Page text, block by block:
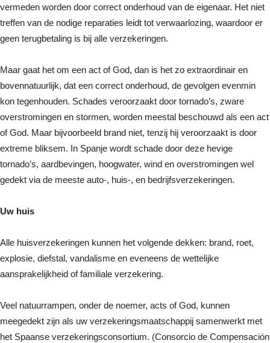
vermeden worden door correct onderhoud van de eigenaar. Het niet
treffen van de nodige reparaties leidt tot verwaarlozing, waardoor er
geen terugbetaling is bij alle verzekeringen.
Maar gaat het om een act of God, dan is het zo extraordinair en
bovennatuurlijk, dat een correct onderhoud, de gevolgen evenmin
kon tegenhouden. Schades veroorzaakt door tornado’s, zware
overstromingen en stormen, worden meestal beschouwd als een act
of God. Maar bijvoorbeeld brand niet, tenzij hij veroorzaakt is door
extreme bliksem. In Spanje wordt schade door deze hevige
tornado’s, aardbevingen, hoogwater, wind en overstromingen wel
gedekt via de meeste auto-, huis-, en bedrijfsverzekeringen.
Uw huis
Alle huisverzekeringen kunnen het volgende dekken: brand, roet,
explosie, diefstal, vandalisme en eveneens de wettelijke
aansprakelijkheid of familiale verzekering.
Veel natuurrampen, onder de noemer, acts of God, kunnen
meegedekt zijn als uw verzekeringsmaatschappij samenwerkt met
het Spaanse verzekeringsconsortium. (Consorcio de Compensación